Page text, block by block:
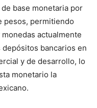
base monetaria por
pesos, permitiendo
actualmente
bancarios en
y de desarrollo, lo
monetario la